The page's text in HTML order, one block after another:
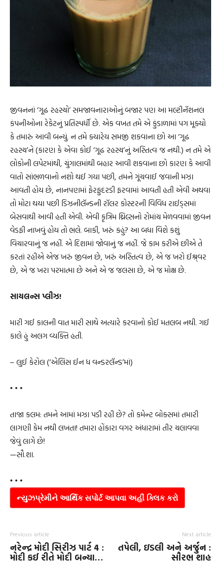
જીવનનાં ‘ગૂઢ રહસ્યો’ સમજાવનારાઓનું બજાર પણ આ મલ્ટીનૅશનલ
કંપનીઓના રેકેટનું પ્રતિસ્પર્ધી છે. એક વખત તમે એ કુંડાળામાં પગ મૂક્યો
કે તમારું આવી બન્યું. ન તમે ક્યારેય સમજી શકવાના છો આ ‘ગૂઢ
રહસ્ય’ને (કારણ કે એવા કોઈ ‘ગૂઢ રહસ્ય’નું અસ્તિત્વ જ નથી.) ન તમે એ
લોકોની લપેટમાંથી, ચુંગાલમાંથી બહાર આવી શકવાના છો કારણ કે આવી
વાતો સાંભળવાનો નશો થઈ ગયા પછી, તમને ગૂંચવાઈ જવાની મઝા
આવતી હોય છે, નાનપણમાં ફેરફુદરડી ફરવામાં આવતી હતી એવી અથવા
તો મોટા થયા પછી ડિઝનીલૅન્ડની રૉલર કોસ્ટરની વિવિધ રાઈડ્સમાં
બેસવાથી આવી હતી એવી. એવી કૃત્રિમ થ્રિલ્સનો રોમાંચ મેળવવામાં જીવન
વેડફી નાખવું હોય તો ભલે. બાકી, ખરું કહું? આ બધા વિશે કશું
વિચારવાનું જ નહીં. એ દિશામાં જોવાનું જ નહીં. જે કામ કરીએ છીએ તે
કરતાં રહીએ એજ ખરું જીવન છે, ખરું અસ્તિત્વ છે, એ જ ખરો ઈશ્ર્વર
છે, એ જ ખરા પરમાત્મા છે અને એ જ જલસા છે, એ જ મોક્ષ છે.
સાયલન્સ પ્લીઝ!
મારી ગઈ કાલની વાત મારી સાથે અત્યારે કરવાનો કોઈ મતલબ નથી. ગઈ
કાલે હું અલગ વ્યક્તિ હતી.
– લુઈ કેરોલ (‘એલિસ ઈન ધ વન્ડરલૅન્ડ’માં)
• • •
તાજા કલમ: તમને આમાં મઝા પડી રહી છે? તો કમેન્ટ બોક્સમાં તમારી
લાગણી કેમ નથી લખતા! તમારા હોંકારા વગર અંધારામાં તીર ચલાવવા
જેવું લાગે છે!
—સૌ.શા.
• • •
ન્યુઝપ્રેમીને આર્થિક સપોર્ટ આપવા અહીં ક્લિક કરો
Previous article
નરેન્દ્ર મોદી સિરીઝ પાર્ટ ‍‍4 :
મોદી કઈ રીતે મોદી બન્યા…
Next article
તપેલી, ઇડલી અને અર્જુન :
સૌરભ શાહ